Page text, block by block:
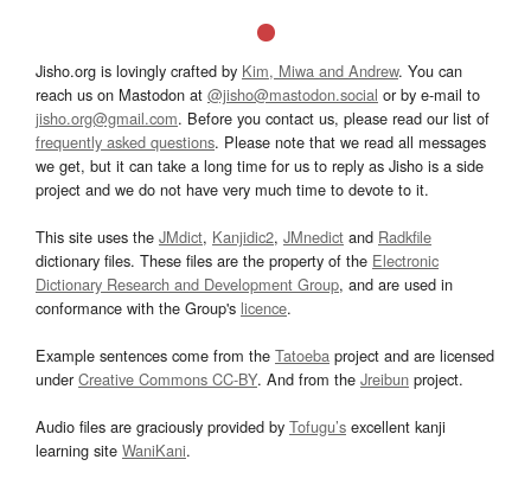
Jisho.org is lovingly crafted by Kim, Miwa and Andrew. You can
reach us on Mastodon at @jisho@mastodon.social or by e-mail to
jisho.org@gmail.com. Before you contact us, please read our list of
frequently asked questions. Please note that we read all messages
we get, but it can take a long time for us to reply as Jisho is a side
project and we do not have very much time to devote to it.
This site uses the JMdict, Kanjidic2, JMnedict and Radkfile
dictionary files. These files are the property of the Electronic
Dictionary Research and Development Group, and are used in
conformance with the Group's licence.
Example sentences come from the Tatoeba project and are licensed
underCreative Commons CC-BY. And from the Jreibun project.
Audio files are graciously provided by Tofugu’s excellent kanji
learning site WaniKani.